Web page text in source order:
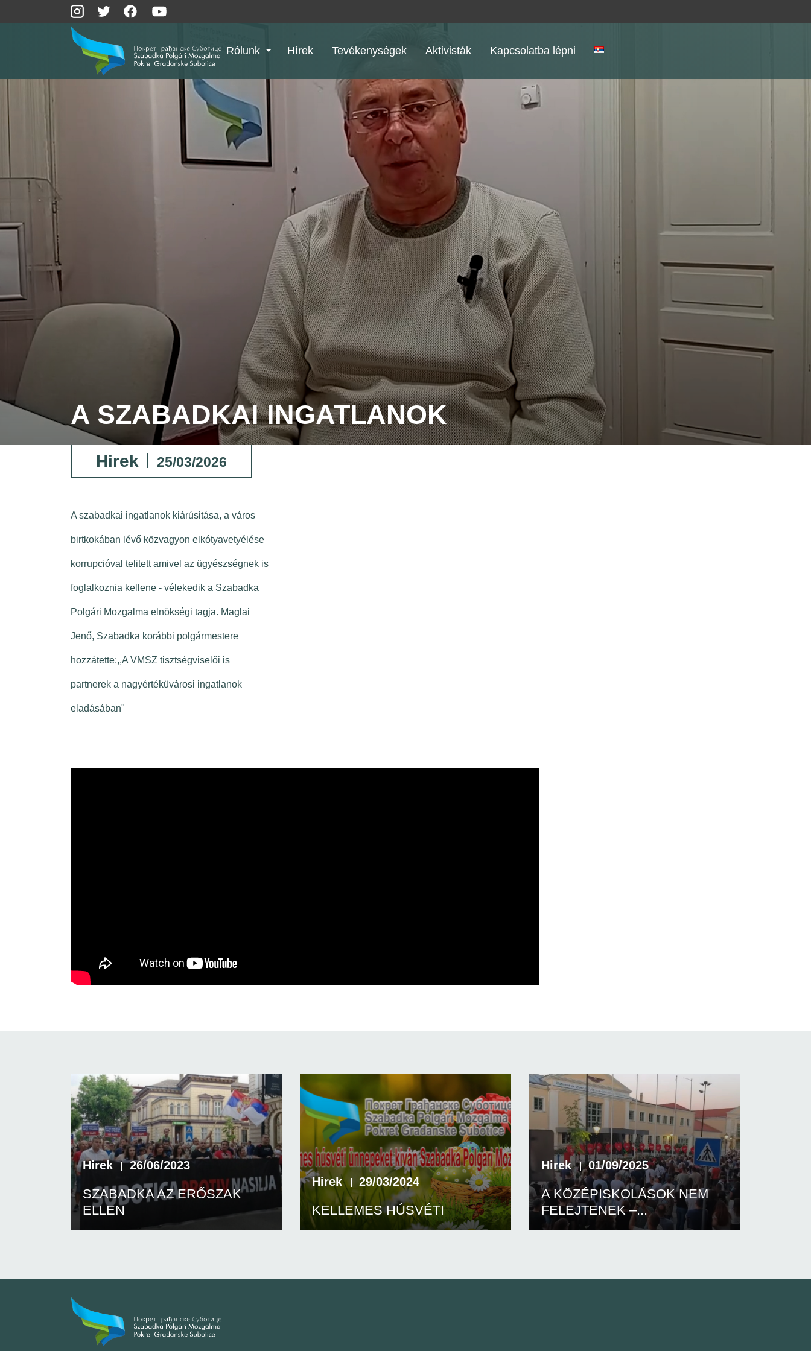
Rólunk Hírek Tevékenységek Aktivisták Kapcsolatba lépni
A SZABADKAI INGATLANOK
Hirek 25/03/2026
A szabadkai ingatlanok kiárúsitása, a város
birtkokában lévő közvagyon elkótyavetyélése
korrupcióval telitett amivel az ügyészségnek is
foglalkoznia kellene - vélekedik a Szabadka
Polgári Mozgalma elnökségi tagja. Maglai
Jenő, Szabadka korábbi polgármestere
hozzátette:,,A VMSZ tisztségviselői is
partnerek a nagyértéküvárosi ingatlanok
eladásában"
Hirek 26/06/2023
SZABADKA AZ ERŐSZAK
ELLEN
Hirek 29/03/2024
KELLEMES HÚSVÉTI
Hirek 01/09/2025
A KÖZÉPISKOLÁSOK NEM
FELEJTENEK –...